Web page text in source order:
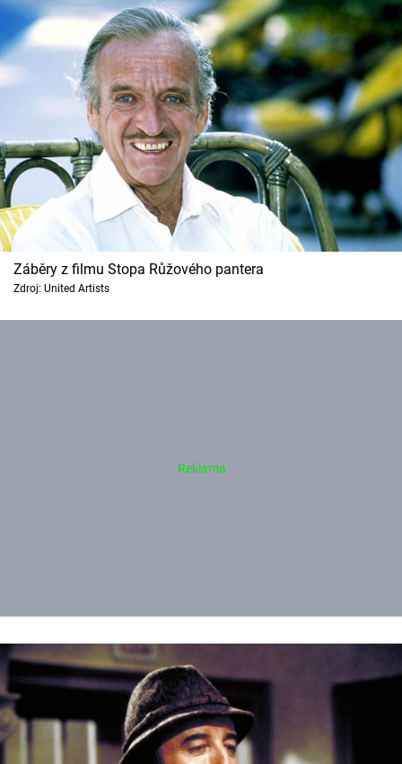
Záběry z filmu Stopa Růžového pantera
Zdroj: United Artists